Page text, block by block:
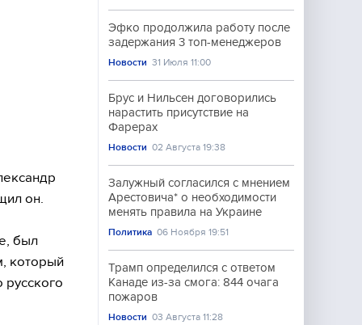
он.
был
который
русского
Эфко продолжила работу после
задержания 3 топ-менеджеров
Новости 31 Июля 11:00
Брус и Нильсен договорились
нарастить присутствие на
Фарерах
Новости 02 Августа 19:38
Залужный согласился с мнением
Арестовича* о необходимости
менять правила на Украине
Политика 06 Ноября 19:51
Трамп определился с ответом
Канаде из-за смога: 844 очага
пожаров
Новости 03 Августа 11:28